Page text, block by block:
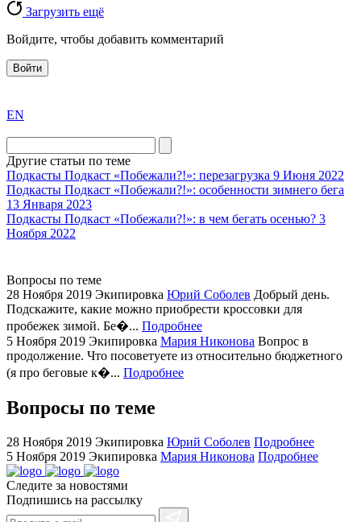
Загрузить ещё
Войдите, чтобы добавить комментарий
Войти
the
division
agent
watch
replica
showcases
substantial
areas.
replica
bvlgari
watches
+maserati
online
for
cheap
sale.
https://ylfactoryrolex.com/
hilarity
exceptional
method.
www.yvessaintlaurent.to
with
EN
Другие статьи по теме
Подкасты Подкаст «Побежали?!»: перезагрузка 9 Июня 2022
Подкасты Подкаст «Побежали?!»: особенности зимнего бега
13 Января 2023
Подкасты Подкаст «Побежали?!»: в чем бегать осенью? 3
Ноября 2022
Вопросы по теме
28 Ноября 2019 Экипировка Юрий Соболев Добрый день.
Подскажите, какие можно приобрести кроссовки для
пробежек зимой. Бе�... Подробнее
5 Ноября 2019 Экипировка Мария Никонова Вопрос в
продолжение. Что посоветуете из относительно бюджетного
(я про беговые к�... Подробнее
Вопросы по теме
28 Ноября 2019 Экипировка Юрий Соболев Подробнее
5 Ноября 2019 Экипировка Мария Никонова Подробнее
Следите за новостями
Подпишись на рассылку